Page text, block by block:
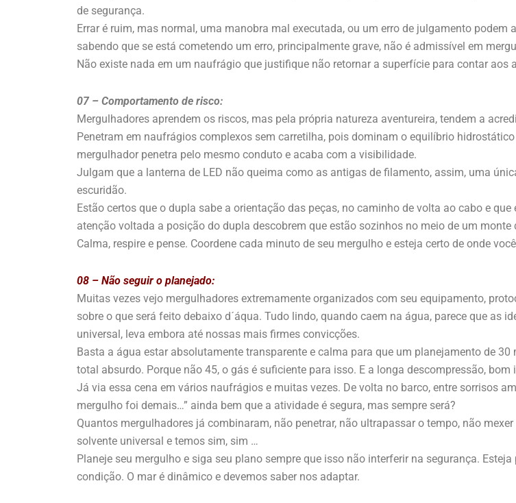
de segurança.
Errar é ruim, mas normal, uma manobra mal executada, ou um erro de julgamento podem
sabendo que se está cometendo um erro, principalmente grave, não é admissível em
Não existe nada em um naufrágio que justifique não retornar a superfície para contar aos
07 – Comportamento de risco:
Mergulhadores aprendem os riscos, mas pela própria natureza aventureira, tendem a
Penetram em naufrágios complexos sem carretilha, pois dominam o equilíbrio
mergulhador penetra pelo mesmo conduto e acaba com a visibilidade.
Julgam que a lanterna de LED não queima como as antigas de filamento, assim, uma
escuridão.
Estão certos que o dupla sabe a orientação das peças, no caminho de volta ao cabo e
atenção voltada a posição do dupla descobrem que estão sozinhos no meio de um
Calma, respire e pense. Coordene cada minuto de seu mergulho e esteja certo de onde
08 – Não seguir o planejado:
Muitas vezes vejo mergulhadores extremamente organizados com seu equipamento,
sobre o que será feito debaixo d´áqua. Tudo lindo, quando caem na água, parece que as
universal, leva embora até nossas mais firmes convicções.
Basta a água estar absolutamente transparente e calma para que um planejamento de
total absurdo. Porque não 45, o gás é suficiente para isso. E a longa descompressão, bom
Já via essa cena em vários naufrágios e muitas vezes. De volta no barco, entre sorrisos
mergulho foi demais…” ainda bem que a atividade é segura, mas sempre será?
Quantos mergulhadores já combinaram, não penetrar, não ultrapassar o tempo, não
solvente universal e temos sim, sim …
Planeje seu mergulho e siga seu plano sempre que isso não interferir na segurança.
condição. O mar é dinâmico e devemos saber nos adaptar.